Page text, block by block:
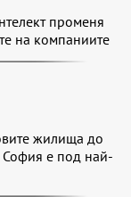
променя
на компаниите
жилища до
София е под най-